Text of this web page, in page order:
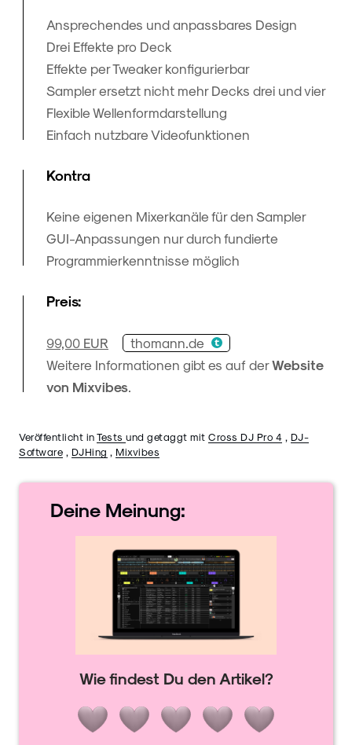
Ansprechendes und anpassbares Design
Drei Effekte pro Deck
Effekte per Tweaker konfigurierbar
Sampler ersetzt nicht mehr Decks drei und vier
Flexible Wellenformdarstellung
Einfach nutzbare Videofunktionen
Kontra
Keine eigenen Mixerkanäle für den Sampler
GUI-Anpassungen nur durch fundierte
Programmierkenntnisse möglich
Preis:
99,00 EUR
thomann.de
Weitere Informationen gibt es auf derWebsite
von Mixvibes.
Veröffentlicht in Tests und getaggt mit Cross DJ Pro 4 , DJ-
Software , DJHing , Mixvibes
Deine Meinung:
Wie findest Du den Artikel?